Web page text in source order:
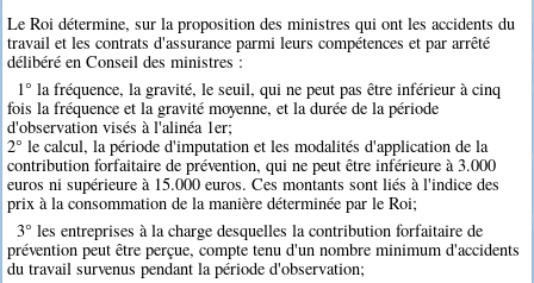
Le Roi détermine, sur la proposition des ministres qui ont les accidents du
travail et les contrats d'assurance parmi leurs compétences et par arrêté
délibéré en Conseil des ministres :
1° la fréquence, la gravité, le seuil, qui ne peut pas être inférieur à cinq
fois la fréquence et la gravité moyenne, et la durée de la période
d'observation visés à l'alinéa 1er;
2° le calcul, la période d'imputation et les modalités d'application de la
contribution forfaitaire de prévention, qui ne peut être inférieure à 3.000
euros ni supérieure à 15.000 euros. Ces montants sont liés à l'indice des
prix à la consommation de la manière déterminée par le Roi;
3° les entreprises à la charge desquelles la contribution forfaitaire de
prévention peut être perçue, compte tenu d'un nombre minimum d'accidents
du travail survenus pendant la période d'observation;